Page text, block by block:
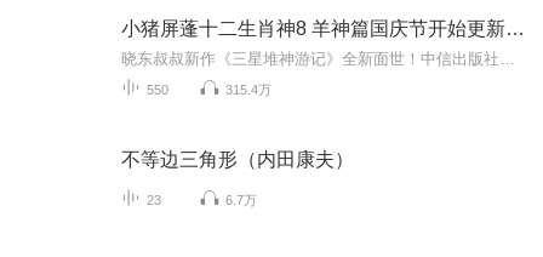
小猪屏蓬十二生肖神8 羊神篇国庆节开始更新啦！
550 315.4万
不等边三角形（内田康夫）
23 6.7万